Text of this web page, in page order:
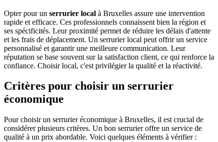
Opter pour un serrurier local à Bruxelles assure une intervention
rapide et efficace. Ces professionnels connaissent bien la région et
ses spécificités. Leur proximité permet de réduire les délais d'attente
et les frais de déplacement. Un serrurier local peut offrir un service
personnalisé et garantir une meilleure communication. Leur
réputation se base souvent sur la satisfaction client, ce qui renforce la
confiance. Choisir local, c'est privilégier la qualité et la réactivité.
Critères pour choisir un serrurier
économique
Pour choisir un serrurier économique à Bruxelles, il est crucial de
considérer plusieurs critères. Un bon serrurier offre un service de
qualité à un prix abordable. Voici quelques éléments à vérifier :